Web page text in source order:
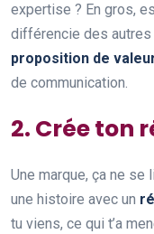
expertise ? En gros,
différencie des autres
proposition de
de communication.
2. Crée ton
Une marque, ça ne se
une histoire avec un
tu viens, ce qui t’a